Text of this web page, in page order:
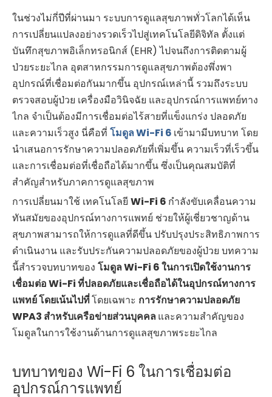
ในช่วงไม่กี่ปีที่ผ่านมา ระบบการดูแลสุขภาพทั่วโลกได้เห็น
การเปลี่ยนแปลงอย่างรวดเร็วไปสู่เทคโนโลยีดิจิทัล ตั้งแต่
บันทึกสุขภาพอิเล็กทรอนิกส์ (EHR) ไปจนถึงการติดตามผู้
ป่วยระยะไกล อุตสาหกรรมการดูแลสุขภาพต้องพึ่งพา
อุปกรณ์ที่เชื่อมต่อกันมากขึ้น อุปกรณ์เหล่านี้ รวมถึงระบบ
ตรวจสอบผู้ป่วย เครื่องมือวินิจฉัย และอุปกรณ์การแพทย์ทาง
ไกล จำเป็นต้องมีการเชื่อมต่อไร้สายที่แข็งแกร่ง ปลอดภัย
และความเร็วสูง นี่คือที่ โมดูล Wi-Fi 6 เข้ามามีบทบาท โดย
นำเสนอการรักษาความปลอดภัยที่เพิ่มขึ้น ความเร็วที่เร็วขึ้น
และการเชื่อมต่อที่เชื่อถือได้มากขึ้น ซึ่งเป็นคุณสมบัติที่
สำคัญสำหรับภาคการดูแลสุขภาพ
การเปลี่ยนมาใช้ เทคโนโลยี Wi-Fi 6 กำลังขับเคลื่อนความ
ทันสมัยของอุปกรณ์ทางการแพทย์ ช่วยให้ผู้เชี่ยวชาญด้าน
สุขภาพสามารถให้การดูแลที่ดีขึ้น ปรับปรุงประสิทธิภาพการ
ดำเนินงาน และรับประกันความปลอดภัยของผู้ป่วย บทความ
นี้สำรวจบทบาทของ โมดูล Wi-Fi 6 ในการเปิดใช้งานการ
เชื่อมต่อ Wi-Fi ที่ปลอดภัยและเชื่อถือได้ในอุปกรณ์ทางการ
แพทย์ โดยเน้นไปที่โดยเฉพาะ การรักษาความปลอดภัย
WPA3 สำหรับเครือข่ายส่วนบุคคลและความสำคัญของ
โมดูลในการใช้งานด้านการดูแลสุขภาพระยะไกล
บทบาทของ Wi-Fi 6 ในการเชื่อมต่อ
อุปกรณ์การแพทย์